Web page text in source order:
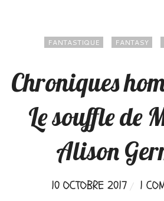
FANTASTIQUE FANTASY
Chroniques
Le souffle de
Alison
10 OCTOBRE 2017 1